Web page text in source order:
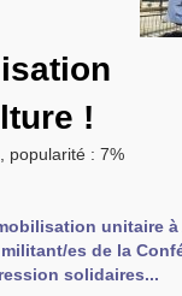
du
!
popularité : 7%
unitaire
es de la
solidaires...